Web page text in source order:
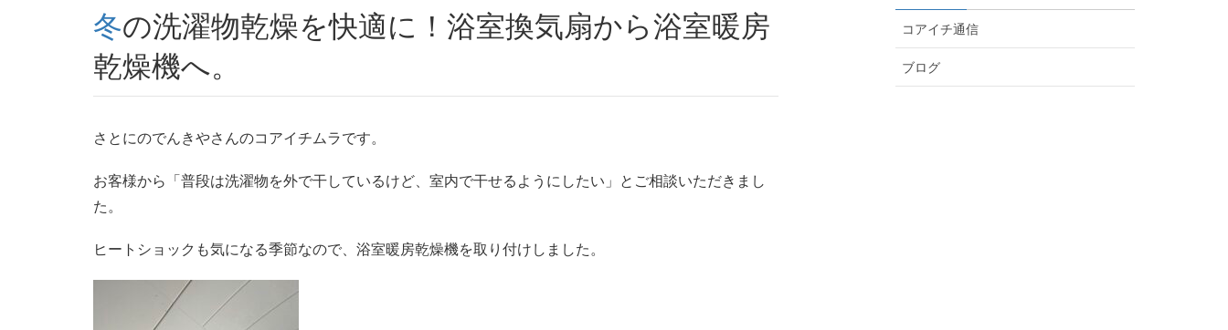
冬の洗濯物乾燥を快適に！浴室換気扇から浴室暖房
乾燥機へ。
さとにのでんきやさんのコアイチムラです。
お客様から「普段は洗濯物を外で干しているけど、室内で干せるようにしたい」とご相談いただきまし
た。
ヒートショックも気になる季節なので、浴室暖房乾燥機を取り付けしました。
コアイチ通信
ブログ